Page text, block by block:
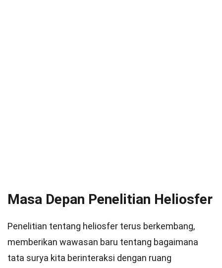
Masa Depan Penelitian Heliosfer
Penelitian tentang heliosfer terus berkembang,
memberikan wawasan baru tentang bagaimana
tata surya kita berinteraksi dengan ruang